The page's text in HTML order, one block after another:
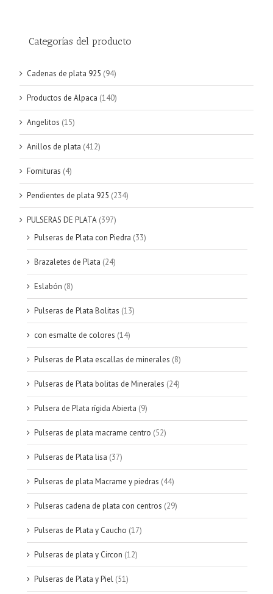
Categorías del producto
Cadenas de plata 925 (94)
Productos de Alpaca (140)
Angelitos (15)
Anillos de plata (412)
Fornituras (4)
Pendientes de plata 925 (234)
PULSERAS DE PLATA (397)
Pulseras de Plata con Piedra (33)
Brazaletes de Plata (24)
Eslabón (8)
Pulseras de Plata Bolitas (13)
con esmalte de colores (14)
Pulseras de Plata escallas de minerales (8)
Pulseras de Plata bolitas de Minerales (24)
Pulsera de Plata rígida Abierta (9)
Pulseras de plata macrame centro (52)
Pulseras de Plata lisa (37)
Pulseras de plata Macrame y piedras (44)
Pulseras cadena de plata con centros (29)
Pulseras de Plata y Caucho (17)
Pulseras de plata y Circon (12)
Pulseras de Plata y Piel (51)